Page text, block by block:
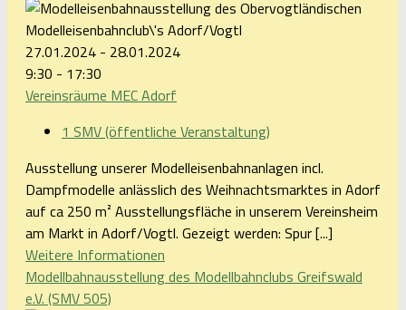
27.01.2024 - 28.01.2024
9:30 - 17:30
Vereinsräume MEC Adorf
1 SMV (öffentliche Veranstaltung)
Ausstellung unserer Modelleisenbahnanlagen incl.
Dampfmodelle anlässlich des Weihnachtsmarktes in Adorf
auf ca 250 m² Ausstellungsfläche in unserem Vereinsheim
am Markt in Adorf/Vogtl. Gezeigt werden: Spur [...]
Weitere Informationen
Modellbahnausstellung des Modellbahnclubs Greifswald
e.V. (SMV 505)